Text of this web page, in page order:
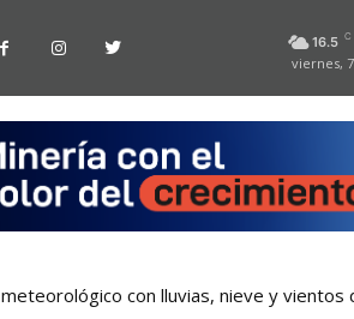
16.5 C
viernes,
con lluvias, nieve y vientos